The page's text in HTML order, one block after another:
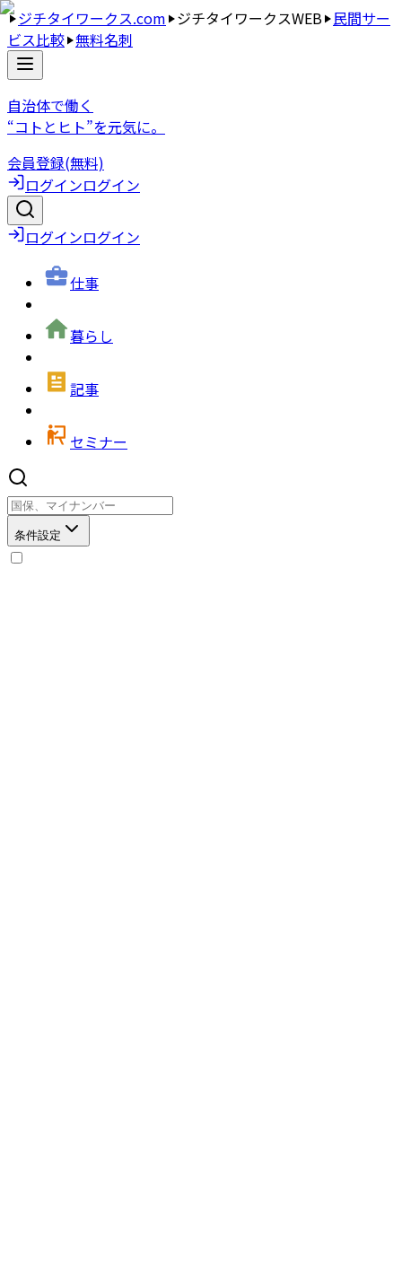
ジチタイワークス.com ジチタイワークスWEB 民間サー
ビス比較 無料名刺
自治体で働く
“コトとヒト”を元気に。
会員登録(無料)
ログインログイン
ログインログイン
仕事
暮らし
記事
セミナー
条件設定